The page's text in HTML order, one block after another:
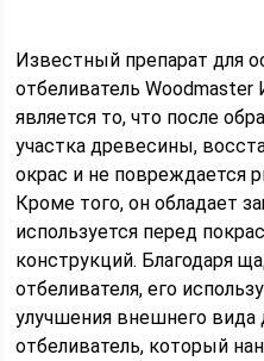
Известный препарат для
отбеливатель Woodmaster
является то, что после
участка древесины,
окрас и не повреждается
Кроме того, он обладает
используется перед
конструкций. Благодаря
отбеливателя, его
улучшения внешнего вида
отбеливатель, который